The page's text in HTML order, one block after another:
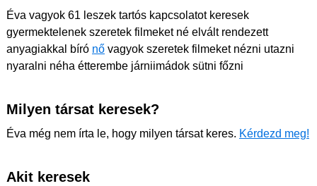
Éva vagyok 61 leszek tartós kapcsolatot keresek
gyermektelenek szeretek filmeket né elvált rendezett
anyagiakkal bíró nő vagyok szeretek filmeket nézni utazni
nyaralni néha étterembe járniimádok sütni főzni
Milyen társat keresek?
Éva még nem írta le, hogy milyen társat keres. Kérdezd meg!
Akit keresek